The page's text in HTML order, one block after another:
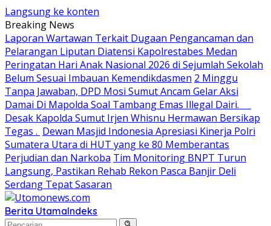
Langsung ke konten
Breaking News
Laporan Wartawan Terkait Dugaan Pengancaman dan
Pelarangan Liputan Diatensi Kapolrestabes Medan
Peringatan Hari Anak Nasional 2026 di Sejumlah Sekolah
Belum Sesuai Imbauan Kemendikdasmen 2 Minggu
Tanpa Jawaban, DPD Mosi Sumut Ancam Gelar Aksi
Damai Di Mapolda Soal Tambang Emas Illegal Dairi.
Desak Kapolda Sumut Irjen Whisnu Hermawan Bersikap
Tegas . Dewan Masjid Indonesia Apresiasi Kinerja Polri
Sumatera Utara di HUT yang ke 80 Memberantas
Perjudian dan Narkoba Tim Monitoring BNPT Turun
Langsung, Pastikan Rehab Rekon Pasca Banjir Deli
Serdang Tepat Sasaran
Berita UtamaIndeks